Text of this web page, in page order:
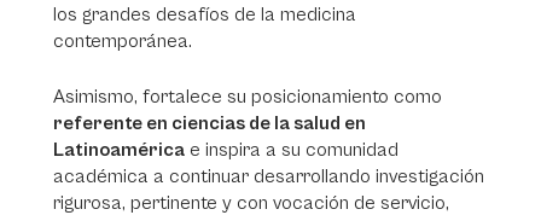
los grandes desafíos de la medicina
contemporánea.
Asimismo, fortalece su posicionamiento como
referente en ciencias de la salud en
Latinoamérica e inspira a su comunidad
académica a continuar desarrollando investigación
rigurosa, pertinente y con vocación de servicio,